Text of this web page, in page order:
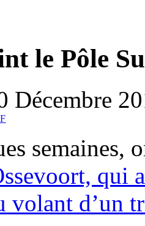
le Pôle
Décembre
semaines,
qui
volant d’un